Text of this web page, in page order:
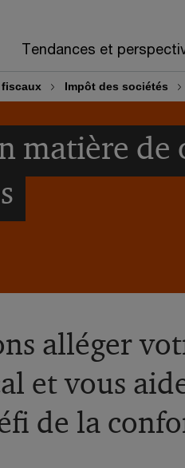
Tendances et
Impôt des sociétés
matière
alléger
et vous
de la